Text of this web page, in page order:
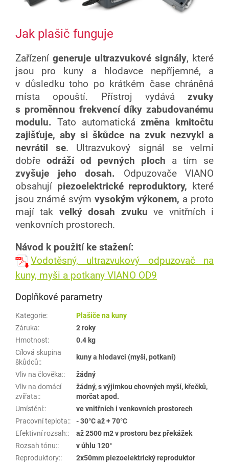
Jak plašič funguje
Zařízení generuje ultrazvukové signály, které
jsou pro kuny a hlodavce nepříjemné, a
v důsledku toho po krátkém čase chráněná
místa opouští. Přístroj vydává zvuky
s proměnnou frekvencí díky zabudovanému
modulu. Tato automatickázměna kmitočtu
zajišťuje, aby si škůdce na zvuk nezvykl a
nevrátil se. Ultrazvukový signál se velmi
dobře odráží od pevných ploch a tím se
zvyšuje jeho dosah. Odpuzovače VIANO
obsahují piezoelektrické reproduktory, které
jsou známé svým vysokým výkonem, a proto
mají tak velký dosah zvuku ve vnitřních i
venkovních prostorech.
Návod k použití ke stažení:
Vodotěsný, ultrazvukový odpuzovač na
kuny, myši a potkany VIANO OD9
Doplňkové parametry
Kategorie:
Plašiče na kuny
Záruka:
2 roky
Hmotnost:
0.4 kg
Cílová skupina
škůdců::
kuny a hlodavci (myši, potkani)
Vliv na člověka::
žádný
Vliv na domácí
zvířata::
žádný, s výjimkou chovných myší, křečků,
morčat apod.
Umístění::
ve vnitřních i venkovních prostorech
Pracovní teplota::
- 30°C až + 70°C
Efektivní rozsah::
až 2500 m2 v prostoru bez překážek
Rozsah tónu::
v úhlu 120°
Reproduktory::
2x50mm piezoelektrický reproduktor